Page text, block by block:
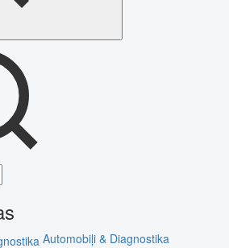
Automobiļi & Diagnostika